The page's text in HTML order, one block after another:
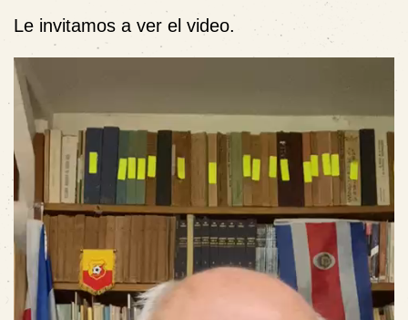
Le invitamos a ver el video.